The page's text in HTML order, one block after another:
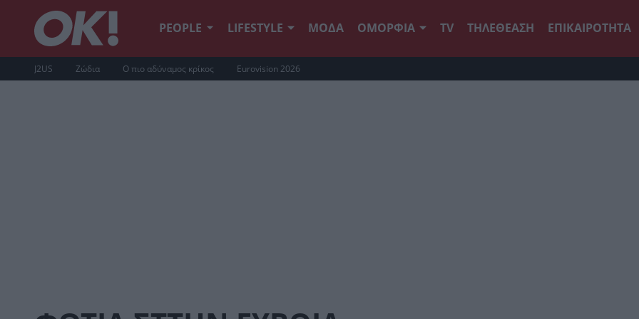
PEOPLE LIFESTYLE ΜΟΔΑ ΟΜΟΡΦΙΑ TV ΤΗΛΕΘΕΑΣΗ ΕΠΙΚΑΙΡΟΤΗΤΑ
J2US Ζώδια Ο πιο αδύναμος κρίκος Eurovision 2026